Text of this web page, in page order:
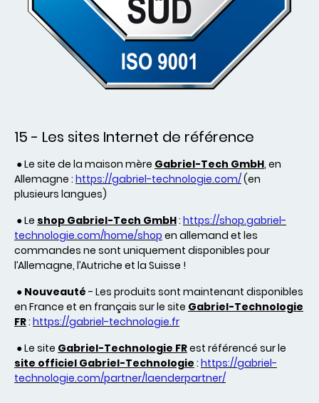
15 - Les sites Internet de référence
● Le site de la maison mère Gabriel-Tech GmbH, en
Allemagne : https://gabriel-technologie.com/(en
plusieurs langues)
● Le shop Gabriel-Tech GmbH: https://shop.gabriel-
technologie.com/home/shop en allemand et les
commandes ne sont uniquement disponibles pour
l’Allemagne, l’Autriche et la Suisse !
● Nouveauté - Les produits sont maintenant disponibles
en France et en français sur le site Gabriel-Technologie
FR: https://gabriel-technologie.fr
● Le site Gabriel-Technologie FRest référencé sur le
site officiel Gabriel-Technologie : https://gabriel-
technologie.com/partner/laenderpartner/